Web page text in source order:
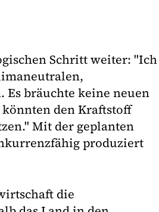
Schritt weiter: "Ich
bräuchte keine neuen
den Kraftstoff
Mit der geplanten
produziert
die